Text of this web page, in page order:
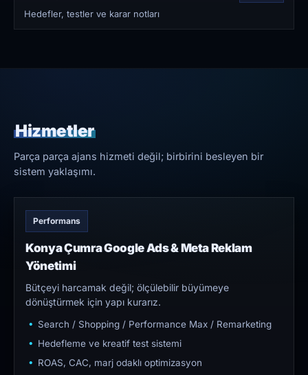
Hedefler, testler ve karar notları
Hizmetler
Parça parça ajans hizmeti değil; birbirini besleyen bir
sistem yaklaşımı.
Performans
Konya Çumra Google Ads & Meta Reklam
Yönetimi
Bütçeyi harcamak değil; ölçülebilir büyümeye
dönüştürmek için yapı kurarız.
Search / Shopping / Performance Max / Remarketing
Hedefleme ve kreatif test sistemi
ROAS, CAC, marj odaklı optimizasyon